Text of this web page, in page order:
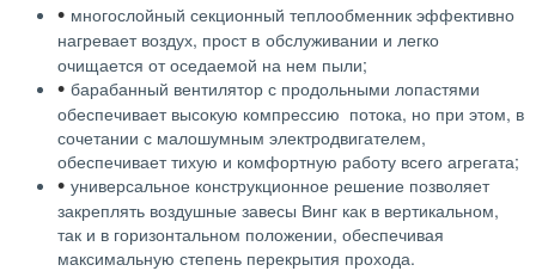
• многослойный секционный теплообменник эффективно
нагревает воздух, прост в обслуживании и легко
очищается от оседаемой на нем пыли;
• барабанный вентилятор с продольными лопастями
обеспечивает высокую компрессию потока, но при этом, в
сочетании с малошумным электродвигателем,
обеспечивает тихую и комфортную работу всего агрегата;
• универсальное конструкционное решение позволяет
закреплять воздушные завесы Винг как в вертикальном,
так и в горизонтальном положении, обеспечивая
максимальную степень перекрытия прохода.